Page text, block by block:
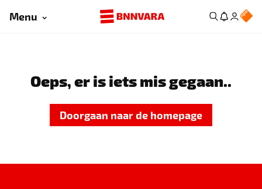
Menu
Oeps, er is iets mis gegaan..
Doorgaan naar de homepage